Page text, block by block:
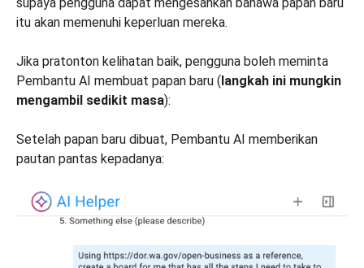
supaya pengguna dapat mengesahkan bahawa papan baru
itu akan memenuhi keperluan mereka.
Jika pratonton kelihatan baik, pengguna boleh meminta
Pembantu AI membuat papan baru ( langkah ini mungkin
mengambil sedikit masa):
Setelah papan baru dibuat, Pembantu AI memberikan
pautan pantas kepadanya: